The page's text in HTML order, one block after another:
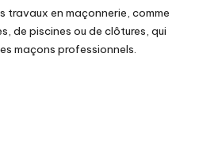
travaux en maçonnerie, comme
de piscines ou de clôtures, qui
maçons professionnels.